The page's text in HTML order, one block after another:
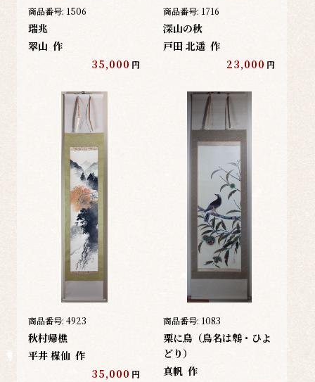
商品番号: 1506
瑞兆
翠山 作
35,000 円
商品番号: 1716
深山の秋
戸田 北遥 作
23,000 円
商品番号: 4923
秋村帰樵
平井 楳仙 作
35,000 円
商品番号: 1083
栗に鳥（鳥名は鵯・ひよ
どり）
真帆 作